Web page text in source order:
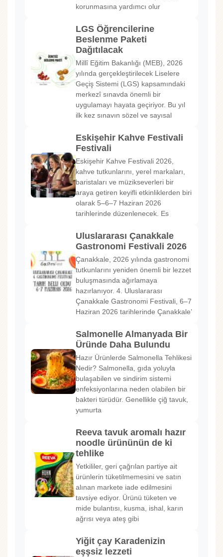
korunmasına yardımcı olur
LGS Öğrencilerine
Beslenme Paketi
Dağıtılacak
Millî Eğitim Bakanlığı (MEB), 2026
yılında gerçekleştirilecek Liselere
Geçiş Sistemi (LGS) kapsamındaki
merkezî sınavda önemli bir
uygulamayı hayata geçiriyor. Bu yıl
ilk kez sınavın sözel ve sayısal
Eskişehir Kahve Festivali
Festivali
Eskişehir Kahve Festivali 2026,
kahve tutkunlarını, yerel markaları,
baristaları ve müzikseverleri bir
araya getiren keyifli etkinliklerden biri
olarak 5–6–7 Haziran 2026
tarihlerinde düzenlenecek. Es
Uluslararası Çanakkale
Gastronomi Festivali 2026
Çanakkale, 2026 yılında gastronomi
tutkunlarını yeniden önemli bir lezzet
buluşmasında ağırlamaya
hazırlanıyor. 4. Uluslararası
Çanakkale Gastronomi Festivali, 6–7
Haziran 2026 tarihlerinde Çanakkale’
Salmonelle Almanyada Bir
Üründe Daha Bulundu
Hazır Ürünlerde Salmonella Tehlikesi
Nedir? Salmonella, gıda yoluyla
bulaşabilen ve sindirim sistemi
enfeksiyonlarına neden olabilen bir
bakteri türüdür. Genellikle çiğ tavuk,
yumurta
Reeva tavuk aromalı hazır
noodle ürününün de ki
tehlike
Yetkililer, geri çağrılan partiye ait
ürünlerin tüketilmemesini ve satın
alınan markete iade edilmesini
tavsiye ediyor. Ürünü tüketen ve
mide bulantısı, kusma, ishal, karın
ağrısı veya ateş gibi
Yiğit çay Karadenizin
eşşsiz lezzeti